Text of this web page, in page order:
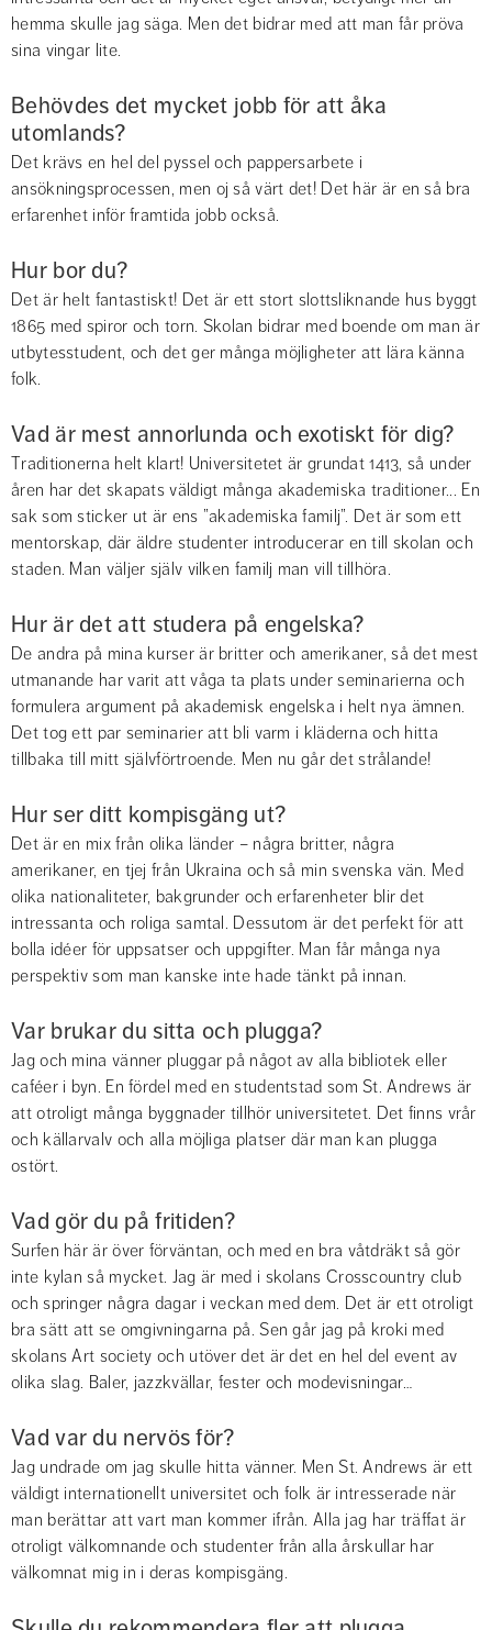
hemma skulle jag säga. Men det bidrar med att man får pröva
sina vingar lite.
Behövdes det mycket jobb för att åka
utomlands?
Det krävs en hel del pyssel och pappersarbete i
ansökningsprocessen, men oj så värt det! Det här är en så bra
erfarenhet inför framtida jobb också.
Hur bor du?
Det är helt fantastiskt! Det är ett stort slottsliknande hus byggt
1865 med spiror och torn. Skolan bidrar med boende om man är
utbytesstudent, och det ger många möjligheter att lära känna
folk.
Vad är mest annorlunda och exotiskt för dig?
Traditionerna helt klart! Universitetet är grundat 1413, så under
åren har det skapats väldigt många akademiska traditioner... En
sak som sticker ut är ens ”akademiska familj”. Det är som ett
mentorskap, där äldre studenter introducerar en till skolan och
staden. Man väljer själv vilken familj man vill tillhöra.
Hur är det att studera på engelska?
De andra på mina kurser är britter och amerikaner, så det mest
utmanande har varit att våga ta plats under seminarierna och
formulera argument på akademisk engelska i helt nya ämnen.
Det tog ett par seminarier att bli varm i kläderna och hitta
tillbaka till mitt självförtroende. Men nu går det strålande!
Hur ser ditt kompisgäng ut?
Det är en mix från olika länder – några britter, några
amerikaner, en tjej från Ukraina och så min svenska vän. Med
olika nationaliteter, bakgrunder och erfarenheter blir det
intressanta och roliga samtal. Dessutom är det perfekt för att
bolla idéer för uppsatser och uppgifter. Man får många nya
perspektiv som man kanske inte hade tänkt på innan.
Var brukar du sitta och plugga?
Jag och mina vänner pluggar på något av alla bibliotek eller
caféer i byn. En fördel med en studentstad som St. Andrews är
att otroligt många byggnader tillhör universitetet. Det finns vrår
och källarvalv och alla möjliga platser där man kan plugga
ostört.
Vad gör du på fritiden?
Surfen här är över förväntan, och med en bra våtdräkt så gör
inte kylan så mycket. Jag är med i skolans Crosscountry club
och springer några dagar i veckan med dem. Det är ett otroligt
bra sätt att se omgivningarna på. Sen går jag på kroki med
skolans Art society och utöver det är det en hel del event av
olika slag. Baler, jazzkvällar, fester och modevisningar…
Vad var du nervös för?
Jag undrade om jag skulle hitta vänner. Men St. Andrews är ett
väldigt internationellt universitet och folk är intresserade när
man berättar att vart man kommer ifrån. Alla jag har träffat är
otroligt välkomnande och studenter från alla årskullar har
välkomnat mig in i deras kompisgäng.